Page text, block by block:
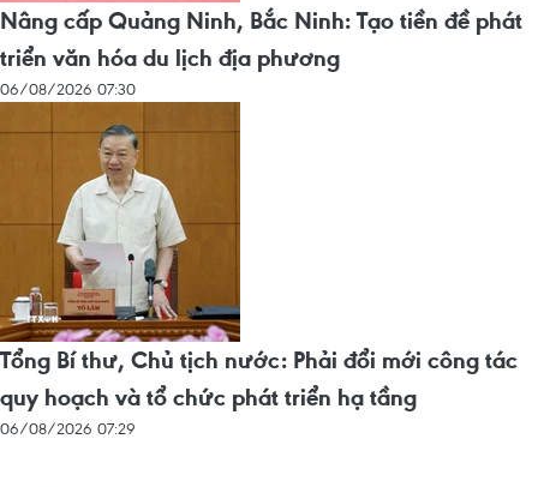
Nâng cấp Quảng Ninh, Bắc Ninh: Tạo tiền đề phát
triển văn hóa du lịch địa phương
06/08/2026 07:30
Tổng Bí thư, Chủ tịch nước: Phải đổi mới công tác
quy hoạch và tổ chức phát triển hạ tầng
06/08/2026 07:29